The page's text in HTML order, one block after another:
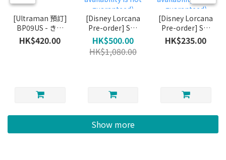
[Ultraman 預訂]
BP09US - きた
ぞ！われらの ウ
ルトラセット
HK$420.00
[Disney Lorcana
Pre-order] Set
14 - Hyperia
City - Booster
Box (Product
HK$500.00
HK$1,080.00
[Disney Lorcana
Pre-order] Set
14 - Hyperia
City - 2-PLAYER
guaranteed)
HK$235.00
Show more